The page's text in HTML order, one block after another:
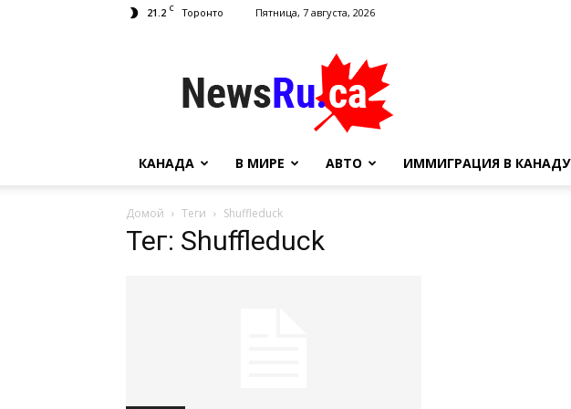
21.2 C Торонто Пятница, 7 августа, 2026
NewsRu.Ca
КАНАДА В МИРЕ АВТО ИММИГРАЦИЯ В КАНАДУ
Домой Теги Shuffleduck
Тег: Shuffleduck